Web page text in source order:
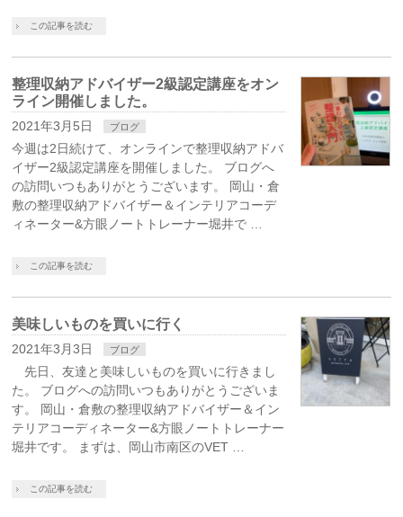
この記事を読む
整理収納アドバイザー2級認定講座をオン
ライン開催しました。
2021年3月5日 ブログ
今週は2日続けて、オンラインで整理収納アドバ
イザー2級認定講座を開催しました。 ブログへ
の訪問いつもありがとうございます。 岡山・倉
敷の整理収納アドバイザー＆インテリアコーデ
ィネーター&方眼ノートトレーナー堀井で …
この記事を読む
美味しいものを買いに行く
2021年3月3日 ブログ
先日、友達と美味しいものを買いに行きまし
た。 ブログへの訪問いつもありがとうございま
す。 岡山・倉敷の整理収納アドバイザー＆イン
テリアコーディネーター&方眼ノートトレーナー
堀井です。 まずは、岡山市南区のVET …
この記事を読む